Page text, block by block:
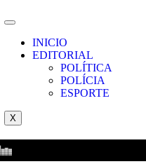
INICIO
EDITORIAL
POLÍTICA
POLÍCIA
ESPORTE
X